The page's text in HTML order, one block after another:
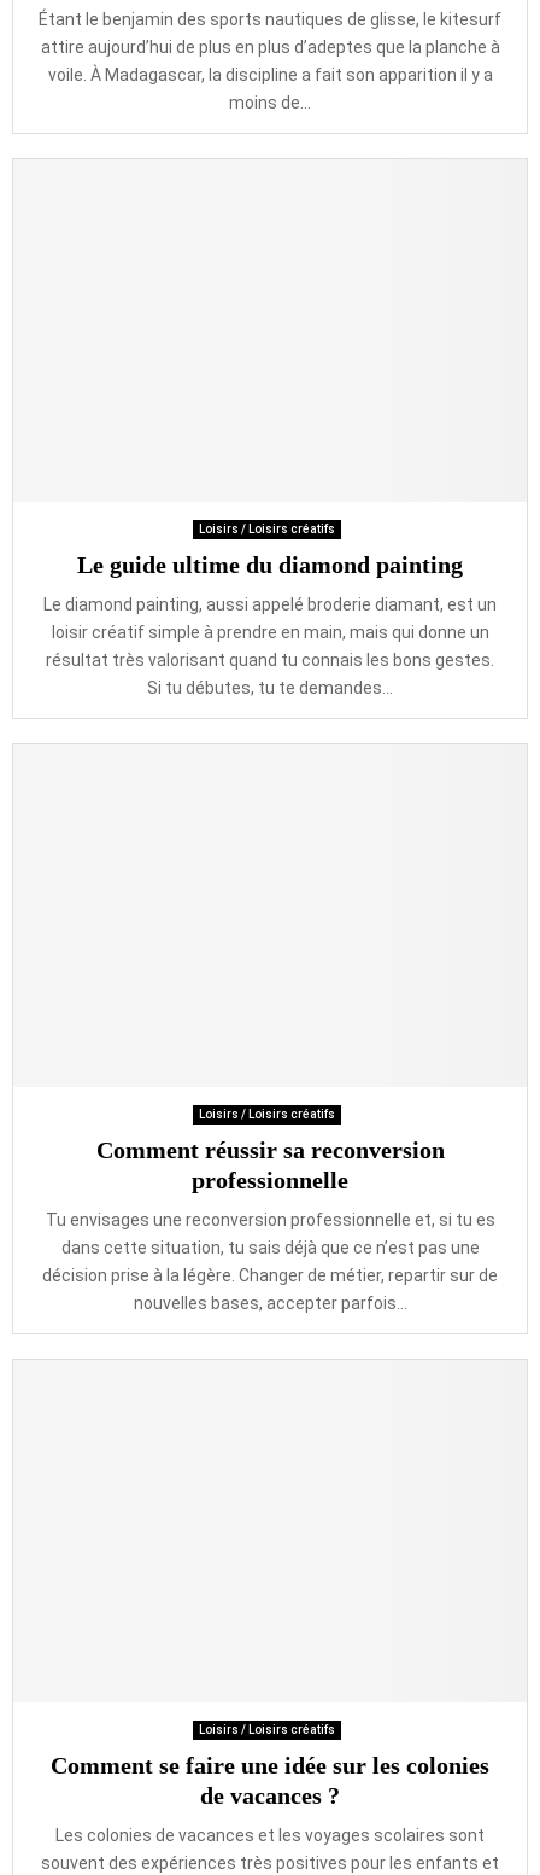
Étant le benjamin des sports nautiques de glisse, le kitesurf
attire aujourd’hui de plus en plus d’adeptes que la planche à
voile. À Madagascar, la discipline a fait son apparition il y a
moins de...
Loisirs / Loisirs créatifs
Le guide ultime du diamond painting
Le diamond painting, aussi appelé broderie diamant, est un
loisir créatif simple à prendre en main, mais qui donne un
résultat très valorisant quand tu connais les bons gestes.
Si tu débutes, tu te demandes...
Loisirs / Loisirs créatifs
Comment réussir sa reconversion
professionnelle
Tu envisages une reconversion professionnelle et, si tu es
dans cette situation, tu sais déjà que ce n’est pas une
décision prise à la légère. Changer de métier, repartir sur de
nouvelles bases, accepter parfois...
Loisirs / Loisirs créatifs
Comment se faire une idée sur les colonies
de vacances ?
Les colonies de vacances et les voyages scolaires sont
souvent des expériences très positives pour les enfants et